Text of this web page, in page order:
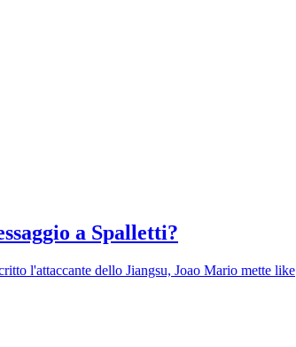
a Spalletti?
l'attaccante dello Jiangsu, Joao Mario mette like